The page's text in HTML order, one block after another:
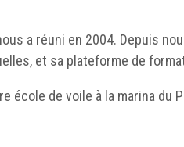
a réuni en 2004. Depuis
et sa plateforme de
école de voile à la marina